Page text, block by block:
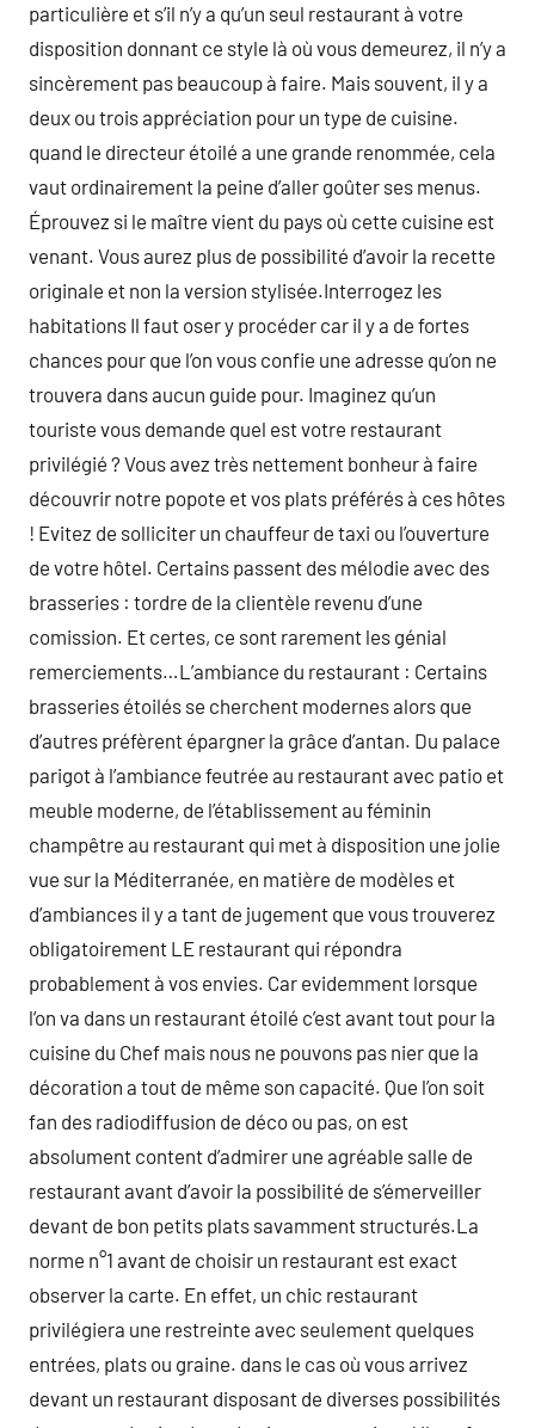
particulière et s’il n’y a qu’un seul restaurant à votre
disposition donnant ce style là où vous demeurez, il n’y a
sincèrement pas beaucoup à faire. Mais souvent, il y a
deux ou trois appréciation pour un type de cuisine.
quand le directeur étoilé a une grande renommée, cela
vaut ordinairement la peine d’aller goûter ses menus.
Éprouvez si le maître vient du pays où cette cuisine est
venant. Vous aurez plus de possibilité d’avoir la recette
originale et non la version stylisée.Interrogez les
habitations Il faut oser y procéder car il y a de fortes
chances pour que l’on vous confie une adresse qu’on ne
trouvera dans aucun guide pour. Imaginez qu’un
touriste vous demande quel est votre restaurant
privilégié ? Vous avez très nettement bonheur à faire
découvrir notre popote et vos plats préférés à ces hôtes
! Evitez de solliciter un chauffeur de taxi ou l’ouverture
de votre hôtel. Certains passent des mélodie avec des
brasseries : tordre de la clientèle revenu d’une
comission. Et certes, ce sont rarement les génial
remerciements…L’ambiance du restaurant : Certains
brasseries étoilés se cherchent modernes alors que
d’autres préfèrent épargner la grâce d’antan. Du palace
parigot à l’ambiance feutrée au restaurant avec patio et
meuble moderne, de l’établissement au féminin
champêtre au restaurant qui met à disposition une jolie
vue sur la Méditerranée, en matière de modèles et
d’ambiances il y a tant de jugement que vous trouverez
obligatoirement LE restaurant qui répondra
probablement à vos envies. Car evidemment lorsque
l’on va dans un restaurant étoilé c’est avant tout pour la
cuisine du Chef mais nous ne pouvons pas nier que la
décoration a tout de même son capacité. Que l’on soit
fan des radiodiffusion de déco ou pas, on est
absolument content d’admirer une agréable salle de
restaurant avant d’avoir la possibilité de s’émerveiller
devant de bon petits plats savamment structurés.La
norme n°1 avant de choisir un restaurant est exact
observer la carte. En effet, un chic restaurant
privilégiera une restreinte avec seulement quelques
entrées, plats ou graine. dans le cas où vous arrivez
devant un restaurant disposant de diverses possibilités